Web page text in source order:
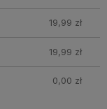
19,99 zł
19,99 zł
0,00 zł